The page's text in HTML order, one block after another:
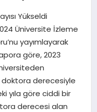
Yükseldi
Üniversite İzleme
yayımlayarak
göre, 2023
derecesiyle
yıla göre ciddi bir
derecesi alan